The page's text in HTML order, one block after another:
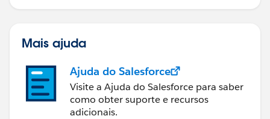
Mais ajuda
Ajuda do Salesforce
Visite a Ajuda do Salesforce para saber
como obter suporte e recursos
adicionais.